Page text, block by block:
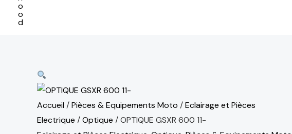
Accueil/Pièces & Equipements Moto /Eclairage et Pièces
Electrique /Optique / OPTIQUE GSXR 600 11-